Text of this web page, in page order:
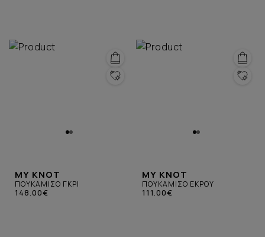
MY KNOT
ΠΟΥΚΑΜΙΣΟ ΓΚΡΙ
148.00€
MY KNOT
ΠΟΥΚΑΜΙΣΟ ΕΚΡΟΥ
111.00€